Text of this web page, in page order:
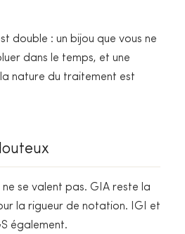
double : un bijou que vous ne
dans le temps, et une
nature du traitement est
se valent pas. GIA reste la
la rigueur de notation. IGI et
également.